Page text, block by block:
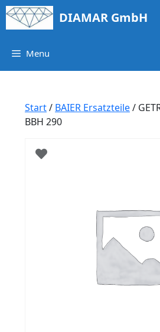
Springe
zum
DIAMAR GmbH
Menu
Start/ BAIER Ersatzteile/
BBH 290